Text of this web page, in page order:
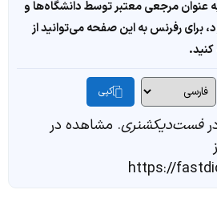
عنوان مرجعی معتبر توسط دانشگاه‌ها و
برای رفرنس به این صفحه می‌توانید از
کپی
فست‌دیکشنری. مشاهده در
از
https://